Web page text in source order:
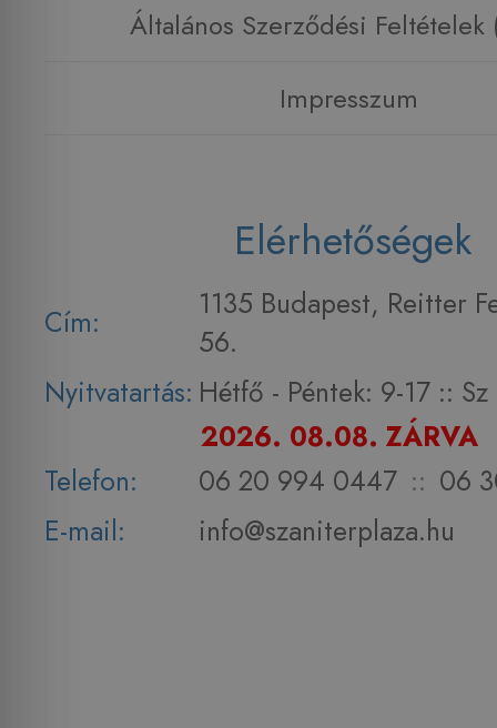
Általános Szerződési Feltételek
Impresszum
Elérhetőségek
Cím:
1135 Budapest, Reitter
56.
Nyitvatartás: Hétfő - Péntek: 9-17 :: Sz
2026. 08.08. ZÁRVA
Telefon:
06 20 994 0447 :: 06
E-mail:
info@szaniterplaza.hu